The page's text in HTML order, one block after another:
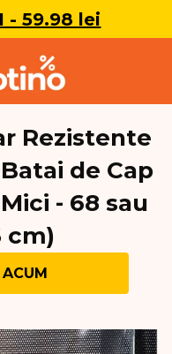
- 59.98 lei
Rezistente
de Cap
- 68 sau
cm)